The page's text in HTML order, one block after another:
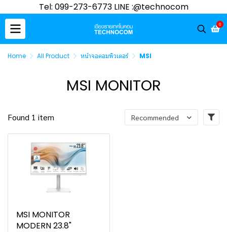
Tel: 099-273-6773 LINE :@technocom
0
Home All Product หน้าจอคอมพิวเตอร์ MSI
MSI MONITOR
Found 1 item Recommended
MSI MONITOR
MODERN 23.8"